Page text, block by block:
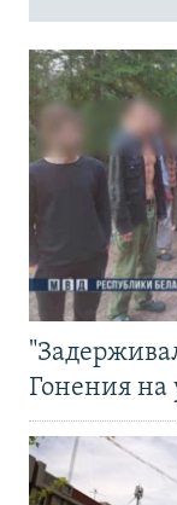
Гонения на